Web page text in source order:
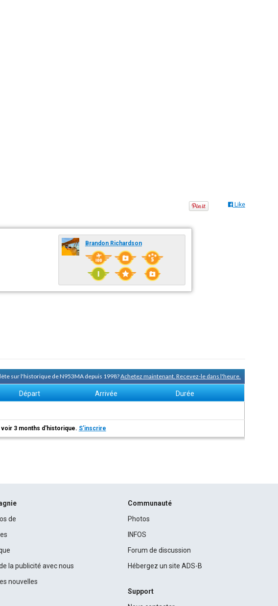
Like
Brandon Richardson
sur l'historique de N953MA depuis 1998?Achetez maintenant. Recevez-le dans l'heure.
Départ Arrivée Durée
3 months d'historique. S'inscrire
de
la publicité avec nous
nouvelles
Communauté
Photos
INFOS
Forum de discussion
Hébergez un site ADS-B
Support